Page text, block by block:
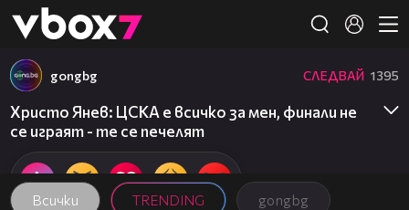
👾
Всички TRENDING gongbg
gongbg СЛЕДВАЙ 1395
Христо Янев: ЦСКА е всичко за мен, финали не
се играят - те се печелят